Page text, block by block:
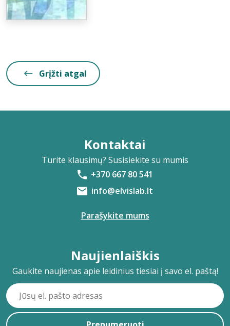
Grįžti atgal
Kontaktai
Turite klausimų? Susisiekite su mumis
+370 667 80 541
info@elvislab.lt
Parašykite mums
Naujienlaiškis
Gaukite naujienas apie leidinius tiesiai į savo el. paštą!